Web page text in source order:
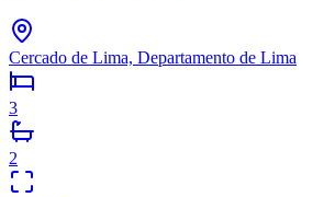
Cercado de Lima, Departamento de Lima
3
2